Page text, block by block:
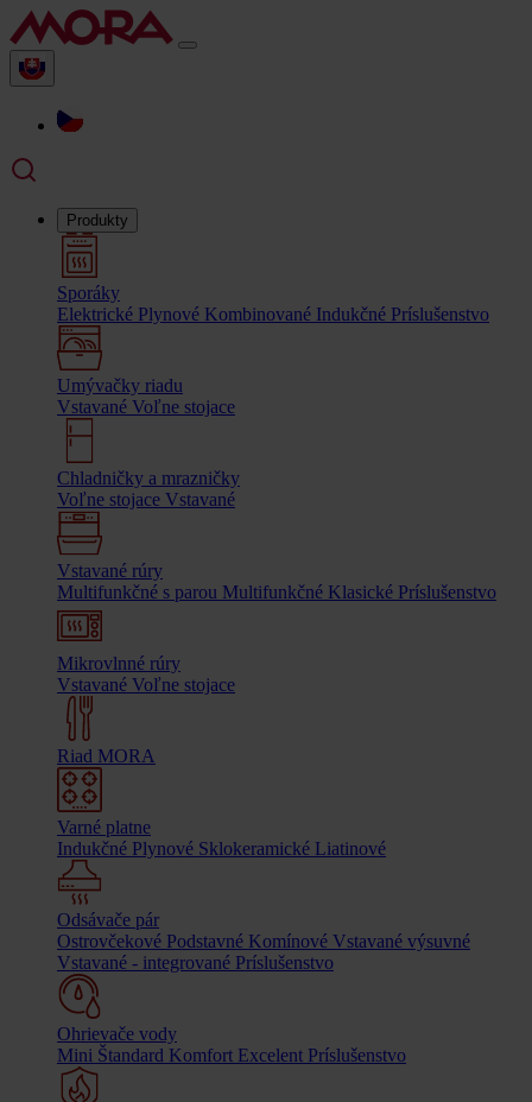
Produkty
Sporáky
Elektrické Plynové Kombinované Indukčné Príslušenstvo
Umývačky riadu
Vstavané Voľne stojace
Chladničky a mrazničky
Voľne stojace Vstavané
Vstavané rúry
Multifunkčné s parou Multifunkčné Klasické Príslušenstvo
Mikrovlnné rúry
Vstavané Voľne stojace
Riad MORA
Varné platne
Indukčné Plynové Sklokeramické Liatinové
Odsávače pár
Ostrovčekové Podstavné Komínové Vstavané výsuvné
Vstavané - integrované Príslušenstvo
Ohrievače vody
Mini Štandard Komfort Excelent Príslušenstvo